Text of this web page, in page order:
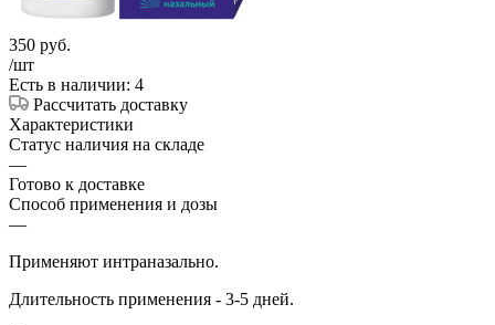
350 руб.
/шт
Есть в наличии: 4
Рассчитать доставку
Характеристики
Статус наличия на складе
—
Готово к доставке
Способ применения и дозы
—
Применяют интраназально.
Длительность применения - 3-5 дней.